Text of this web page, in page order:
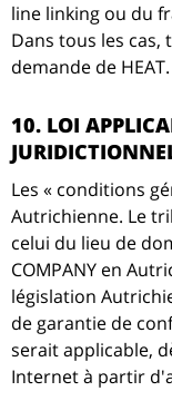
line linking ou du
Dans tous les
demande de HEAT.
10. LOI
Les « conditions
Autrichienne. Le
celui du lieu de
COMPANY en
législation
de garantie de
serait applicable,
Internet à partir